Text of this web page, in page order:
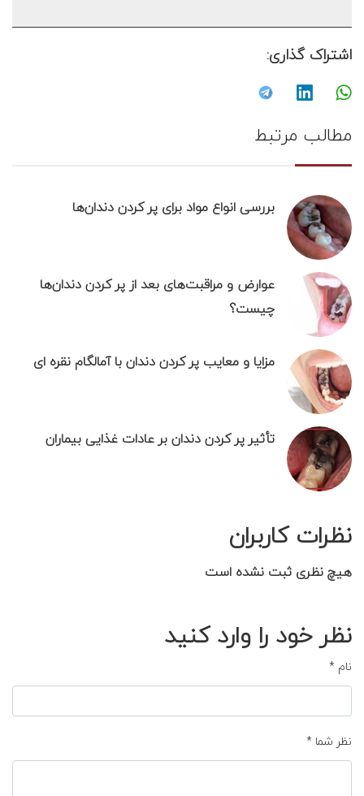
اشتراک گذاری:
مطالب مرتبط
بررسی انواع مواد برای پر کردن دندان‌ها
عوارض و مراقبت‌های بعد از پر کردن دندان‌ها
چیست؟
مزایا و معایب پر کردن دندان با آمالگام نقره ای
تأثیر پر کردن دندان بر عادات غذایی بیماران
نظرات کاربران
هیچ نظری ثبت نشده است
نظر خود را وارد کنید
نام *
نظر شما *